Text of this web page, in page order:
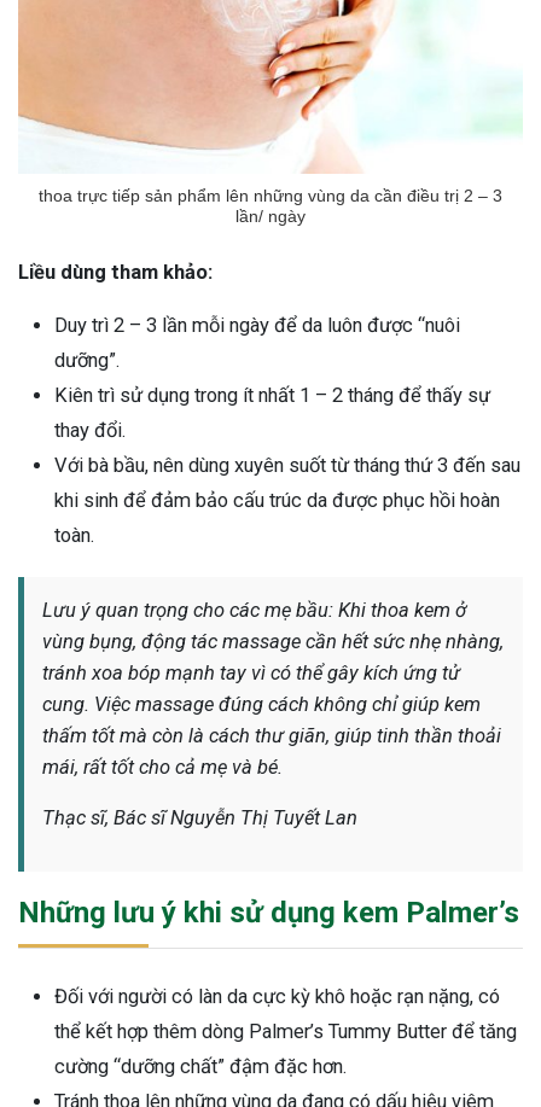
thoa trực tiếp sản phẩm lên những vùng da cần điều trị 2 – 3
lần/ ngày
Liều dùng tham khảo:
Duy trì 2 – 3 lần mỗi ngày để da luôn được “nuôi
dưỡng”.
Kiên trì sử dụng trong ít nhất 1 – 2 tháng để thấy sự
thay đổi.
Với bà bầu, nên dùng xuyên suốt từ tháng thứ 3 đến sau
khi sinh để đảm bảo cấu trúc da được phục hồi hoàn
toàn.
Lưu ý quan trọng cho các mẹ bầu: Khi thoa kem ở
vùng bụng, động tác massage cần hết sức nhẹ nhàng,
tránh xoa bóp mạnh tay vì có thể gây kích ứng tử
cung. Việc massage đúng cách không chỉ giúp kem
thấm tốt mà còn là cách thư giãn, giúp tinh thần thoải
mái, rất tốt cho cả mẹ và bé.
Thạc sĩ, Bác sĩ Nguyễn Thị Tuyết Lan
Những lưu ý khi sử dụng kem Palmer’s
Đối với người có làn da cực kỳ khô hoặc rạn nặng, có
thể kết hợp thêm dòng Palmer’s Tummy Butter để tăng
cường “dưỡng chất” đậm đặc hơn.
Tránh thoa lên những vùng da đang có dấu hiệu viêm